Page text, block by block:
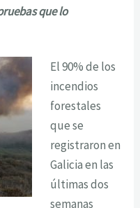
que lo
El 90% de los
incendios
forestales
que se
registraron en
Galicia en las
últimas dos
semanas